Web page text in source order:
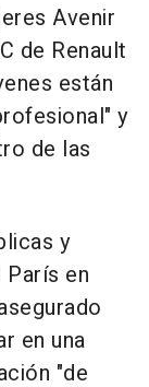
Avenir
de Renault
están
y
de las
y
París en
en una
"de